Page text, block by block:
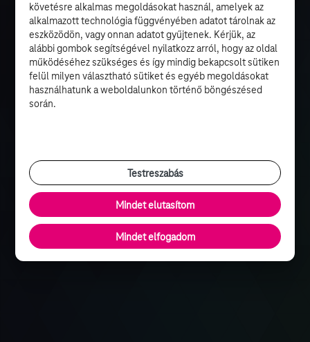
követésre alkalmas megoldásokat használ, amelyek az
alkalmazott technológia függvényében adatot tárolnak az
eszközödön, vagy onnan adatot gyűjtenek. Kérjük, az
alábbi gombok segítségével nyilatkozz arról, hogy az oldal
működéséhez szükséges és így mindig bekapcsolt sütiken
felül milyen választható sütiket és egyéb megoldásokat
használhatunk a weboldalunkon történő böngészésed
során.
Testreszabás
Mindet elutasítom
Mindet elfogadom